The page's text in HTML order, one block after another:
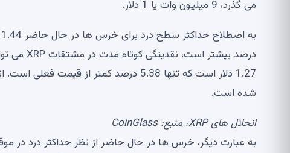
می گذرد، 9 میلیون وات یا 1 دلار.
شده است.
انحلال های XRP، منبع:
CoinGlass
به عبارت دیگر، خرس ها در حال حاضر از نظر حداکثر درد در